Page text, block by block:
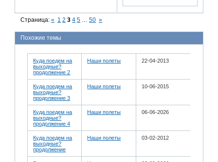
Страница:« 1 2 3 4 5 50 »
Похожие темы
Куда поедем на
выходные?
продолжение 2
Наши полеты 22-04-2013
Куда поедем на
выходные?
продолжение 3
Наши полеты 10-06-2015
Куда поедем на
выходные?
продолжение 4
Наши полеты 06-06-2026
Куда поедем на
выходные?
продолжение
Наши полеты 03-02-2012